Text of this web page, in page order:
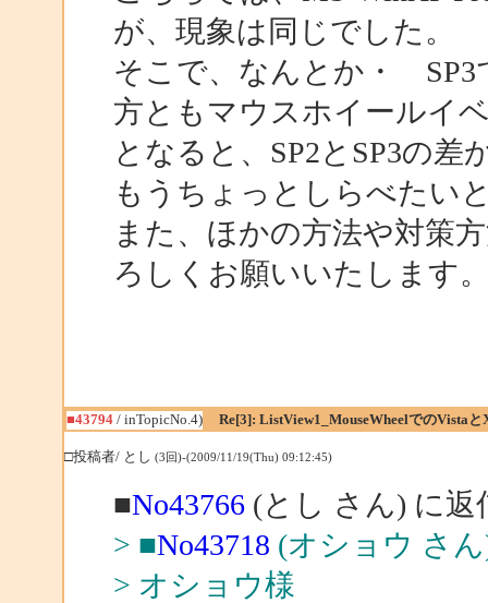
が、現象は同じでした。
そこで、なんとか・
方ともマウスホイールイ
となると、SP2とSP3の
もうちょっとしらべたい
また、ほかの方法や対策
ろしくお願いいたします
■43794/ inTopicNo.4) Re[3]: ListView1_MouseWheelでのVistaと
□投稿者/ とし (3回)-(2009/11/19(Thu) 09:12:45)
■No43766(とし さん) に返
> ■No43718 (オショウ さ
> オショウ様